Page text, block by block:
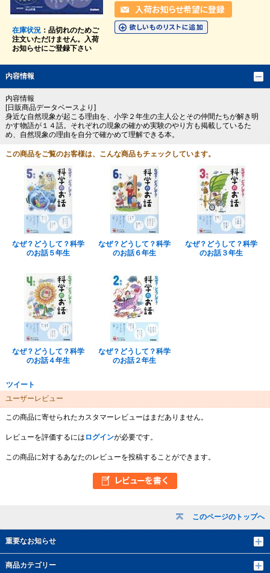
このページのトップへ
重要なお知らせ
商品カテゴリー
在庫状況：品切れのためご
注文いただけません。入荷
お知らせにご登録下さい
内容情報
内容情報
[日販商品データベースより]
身近な自然現象が起こる理由を、小学２年生の主人公とその仲間たちが解き明
かす物語が１４話。それぞれの現象の確かめ実験のやり方も掲載しているた
め、自然現象の理由を自分で確かめて理解できる本。
この商品をご覧のお客様は、こんな商品もチェックしています。
なぜ？どうして？科学
のお話５年生
なぜ？どうして？科学
のお話６年生
なぜ？どうして？科学
のお話３年生
なぜ？どうして？科学
のお話４年生
なぜ？どうして？科学
のお話２年生
ツイート
ユーザーレビュー
この商品に寄せられたカスタマーレビューはまだありません。
レビューを評価するには ログインが必要です。
この商品に対するあなたのレビューを投稿することができます。